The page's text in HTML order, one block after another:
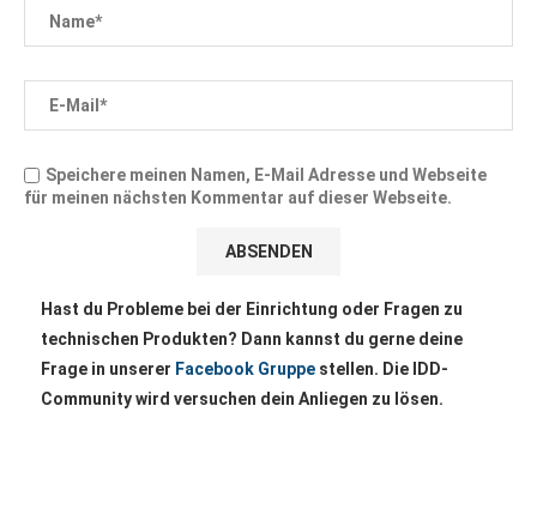
Speichere meinen Namen, E-Mail Adresse und Webseite
für meinen nächsten Kommentar auf dieser Webseite.
Hast du Probleme bei der Einrichtung oder Fragen zu
technischen Produkten? Dann kannst du gerne deine
Frage in unserer Facebook Gruppe stellen. Die IDD-
Community wird versuchen dein Anliegen zu lösen.